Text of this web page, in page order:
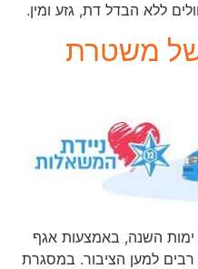
ללא הבדל דת, גזע ומין.
של משטרת
השנה, באמצעות אגף
רבים למען הציבור. במסגרת